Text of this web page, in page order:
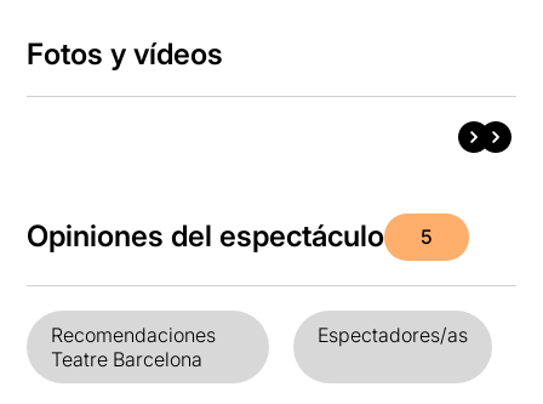
Fotos y vídeos
Opiniones del espectáculo 5
Recomendaciones
Teatre Barcelona
Espectadores/as